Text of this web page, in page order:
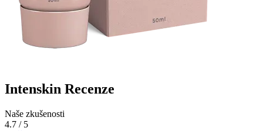
Intenskin Recenze
Naše zkušenosti
4.7 / 5